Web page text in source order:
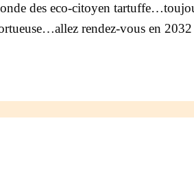
des eco-citoyen
rendez-vous en